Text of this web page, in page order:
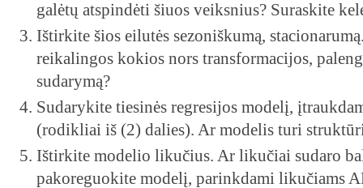
galėtų atspindėti šiuos veiksnius? Suraskite
Ištirkite šios eilutės sezoniškumą,
reikalingos kokios nors transformacijos,
sudarymą?
Sudarykite tiesinės regresijos modelį,
(rodikliai iš (2) dalies). Ar modelis turi
Ištirkite modelio likučius. Ar likučiai sudaro
pakoreguokite modelį, parinkdami likučiams